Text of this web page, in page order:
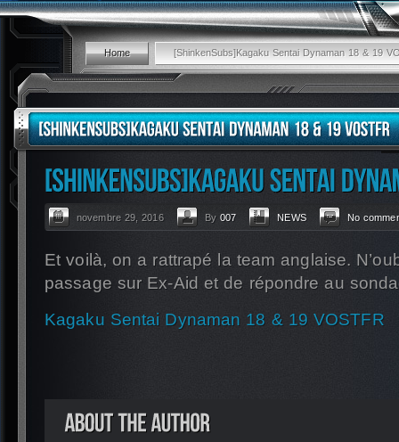
Home [ShinkenSubs]Kagaku Sentai Dynaman 18 & 19
novembre 29, 2016 By007 NEWS No
Et voilà, on a rattrapé la team anglaise.
passage sur Ex-Aid et de répondre au
Kagaku Sentai Dynaman 18 & 19 VOSTFR